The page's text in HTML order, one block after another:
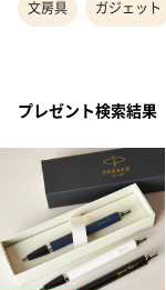
文房具 ガジェット
プレゼント検索結果